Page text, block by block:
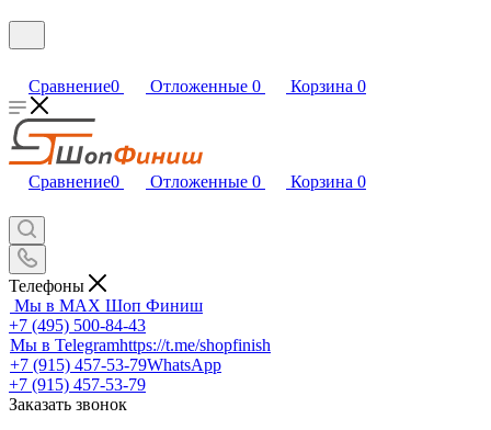
Сравнение0 Отложенные 0 Корзина 0
Сравнение0 Отложенные 0 Корзина 0
Телефоны
Мы в MAX Шоп Финиш
+7 (495) 500-84-43
Мы в Telegramhttps://t.me/shopfinish
+7 (915) 457-53-79WhatsApp
+7 (915) 457-53-79
Заказать звонок